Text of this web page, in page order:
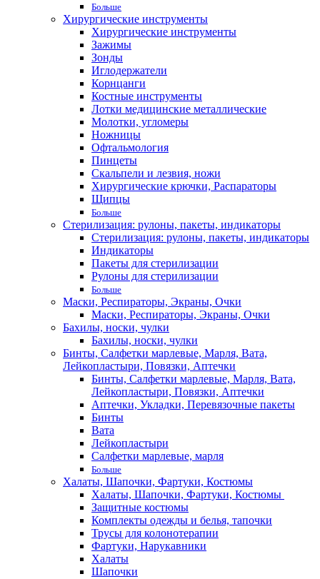
Больше
Хирургические инструменты
Хирургические инструменты
Зажимы
Зонды
Иглодержатели
Корнцанги
Костные инструменты
Лотки медицинские металлические
Молотки, угломеры
Ножницы
Офтальмология
Пинцеты
Скальпели и лезвия, ножи
Хирургические крючки, Распараторы
Щипцы
Больше
Стерилизация: рулоны, пакеты, индикаторы
Стерилизация: рулоны, пакеты, индикаторы
Индикаторы
Пакеты для стерилизации
Рулоны для стерилизации
Больше
Маски, Респираторы, Экраны, Очки
Маски, Респираторы, Экраны, Очки
Бахилы, носки, чулки
Бахилы, носки, чулки
Бинты, Салфетки марлевые, Марля, Вата,
Лейкопластыри, Повязки, Аптечки
Бинты, Салфетки марлевые, Марля, Вата,
Лейкопластыри, Повязки, Аптечки
Аптечки, Укладки, Перевязочные пакеты
Бинты
Вата
Лейкопластыри
Салфетки марлевые, марля
Больше
Халаты, Шапочки, Фартуки, Костюмы
Халаты, Шапочки, Фартуки, Костюмы
Защитные костюмы
Комплекты одежды и белья, тапочки
Трусы для колонотерапии
Фартуки, Нарукавники
Халаты
Шапочки